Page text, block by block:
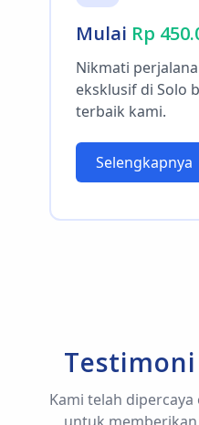
Mulai Rp
Nikmati
eksklusif di Solo
terbaik kami.
Selengkapnya
Kami telah